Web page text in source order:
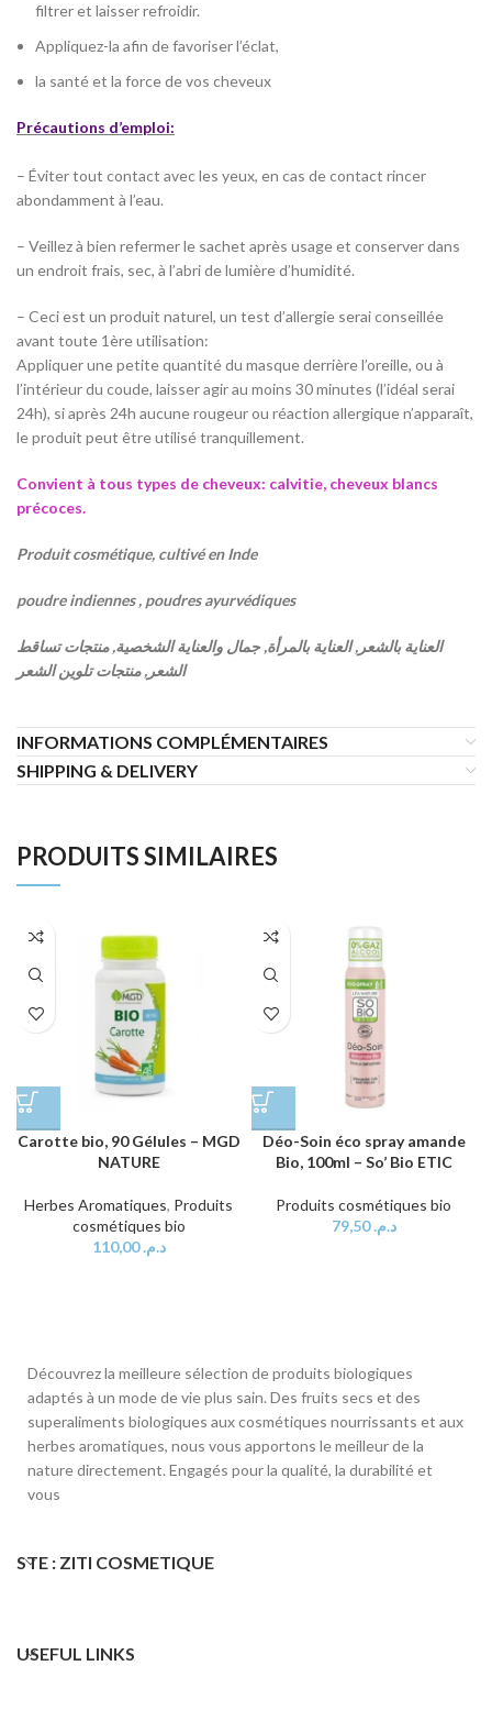
filtrer et laisser refroidir.
Appliquez-la afin de favoriser l’éclat,
la santé et la force de vos cheveux
Précautions d’emploi:
– Éviter tout contact avec les yeux, en cas de contact rincer
abondamment à l’eau.
– Veillez à bien refermer le sachet après usage et conserver dans
un endroit frais, sec, à l’abri de lumière d’humidité.
– Ceci est un produit naturel, un test d’allergie serai conseillée
avant toute 1ère utilisation:
Appliquer une petite quantité du masque derrière l’oreille, ou à
l’intérieur du coude, laisser agir au moins 30 minutes (l’idéal serai
24h), si après 24h aucune rougeur ou réaction allergique n’apparaît,
le produit peut être utilisé tranquillement.
Convient à tous types de cheveux: calvitie, cheveux blancs
précoces.
Produit cosmétique, cultivé en Inde
poudre indiennes , poudres ayurvédiques
العناية بالشعر, العناية بالمرأة, جمال والعناية الشخصية, منتجات تساقط
الشعر, منتجات تلوين الشعر
INFORMATIONS COMPLÉMENTAIRES
SHIPPING & DELIVERY
PRODUITS SIMILAIRES
Carotte bio, 90 Gélules – MGD
NATURE
Herbes Aromatiques, Produits
cosmétiques bio
د.م.110,00
Déo-Soin éco spray amande
Bio, 100ml – So’ Bio ETIC
Produits cosmétiques bio
د.م.79,50
Découvrez la meilleure sélection de produits biologiques
adaptés à un mode de vie plus sain. Des fruits secs et des
superaliments biologiques aux cosmétiques nourrissants et aux
herbes aromatiques, nous vous apportons le meilleur de la
nature directement. Engagés pour la qualité, la durabilité et
vous
STE : ZITI COSMETIQUE
USEFUL LINKS